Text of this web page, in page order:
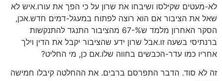
לא-מעטים שקילסו ושיבחו את שרון על כי הפך את עורו.איש לא
שאל את הציבור אם הוא רוצה לפתוח במעגל-דמים חדש.אכן,
הסקר האחרון מלמד ש%-67 מהציבור התנגד להתנקשות
ברנתיסי בשעה זו.אבל שרון ידע שהציבור יקבל את הדין וילך
אחריו כמו עדר-הכבשים בחווה שלו.אם כן, מי החליט?
זה לא סוד. הדבר התפרסם ברבים. את ההחלטה קיבלו חמישה